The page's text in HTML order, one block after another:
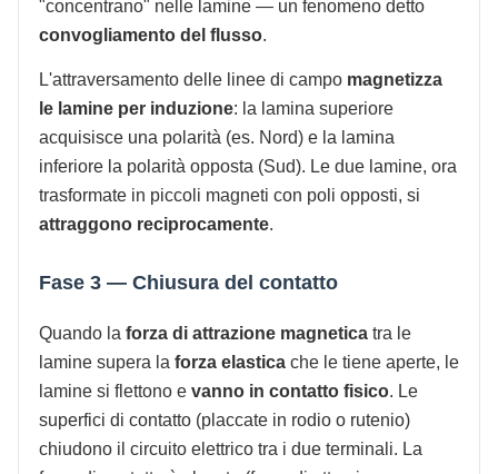
"concentrano" nelle lamine — un fenomeno detto
convogliamento del flusso.
L'attraversamento delle linee di campo magnetizza
le lamine per induzione: la lamina superiore
acquisisce una polarità (es. Nord) e la lamina
inferiore la polarità opposta (Sud). Le due lamine, ora
trasformate in piccoli magneti con poli opposti, si
attraggono reciprocamente.
Fase 3 — Chiusura del contatto
Quando la forza di attrazione magnetica tra le
lamine supera la forza elastica che le tiene aperte, le
lamine si flettono e vanno in contatto fisico. Le
superfici di contatto (placcate in rodio o rutenio)
chiudono il circuito elettrico tra i due terminali. La